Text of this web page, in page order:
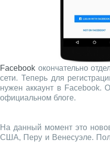
Facebook окончательно
сети. Теперь для
нужен аккаунт в Facebook.
официальном блоге.
На данный момент это
США, Перу и Венесуэле.